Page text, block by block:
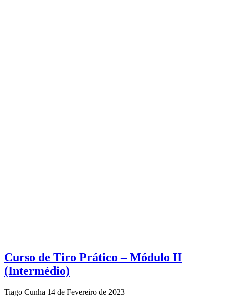
Curso de Tiro Prático – Módulo II
(Intermédio)
Tiago Cunha 14 de Fevereiro de 2023